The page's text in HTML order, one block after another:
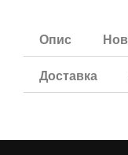
Опис
Доставка